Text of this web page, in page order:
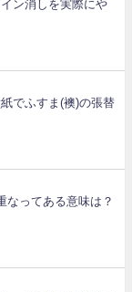
ン消しを実際にや
でふすま(襖)の張替
なってある意味は？